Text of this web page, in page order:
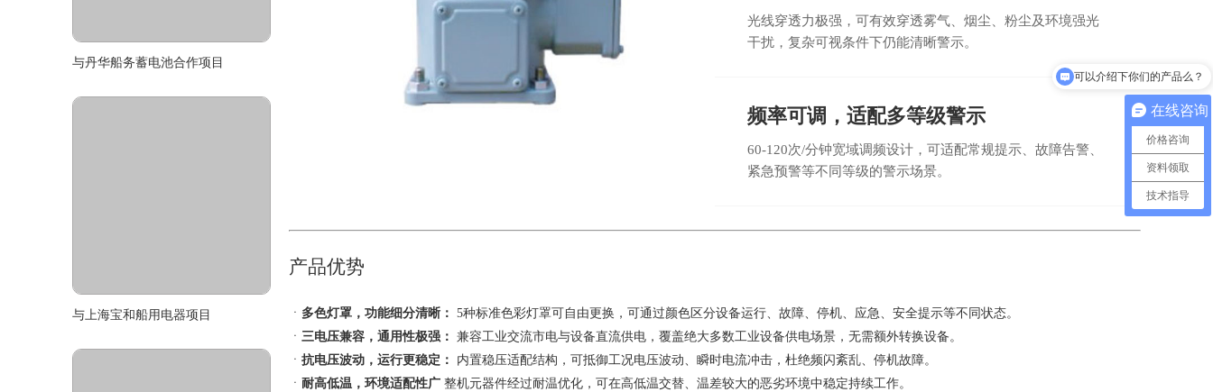
光线穿透力极强，可有效穿透雾气、烟尘、粉尘及环境强光
干扰，复杂可视条件下仍能清晰警示。
频率可调，适配多等级警示
60-120次/分钟宽域调频设计，可适配常规提示、故障告警、
紧急预警等不同等级的警示场景。
产品优势
ㆍ 多色灯罩，功能细分清晰： 5种标准色彩灯罩可自由更换，可通过颜色区分设备运行、故障、停机、应急、安全提示等不同状态。
ㆍ 三电压兼容，通用性极强： 兼容工业交流市电与设备直流供电，覆盖绝大多数工业设备供电场景，无需额外转换设备。
ㆍ 抗电压波动，运行更稳定：
内置稳压适配结构，可抵御工况电压波动、瞬时电流冲击，杜绝频闪紊乱、停机故障。
ㆍ 耐高低温，环境适配性广 整机元器件经过耐温优化，可在高低温交替、温差较大的恶劣环境中稳定持续工作。
与丹华船务蓄电池合作项目
与上海宝和船用电器项目
在线咨询
价格咨询
资料领取
技术指导
可以介绍下你们的产品么？